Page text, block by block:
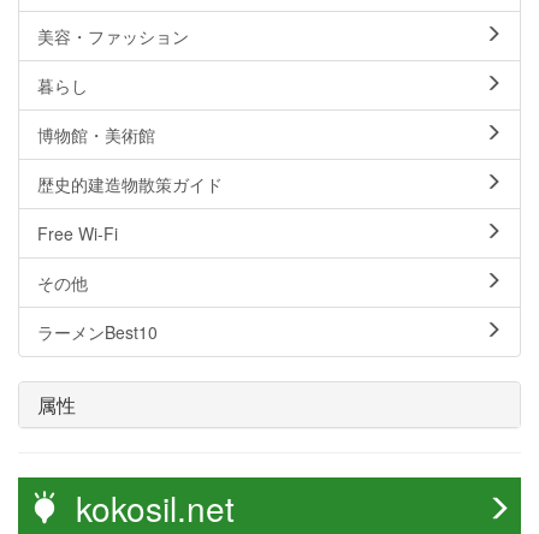
美容・ファッション
暮らし
博物館・美術館
歴史的建造物散策ガイド
Free Wi-Fi
その他
ラーメンBest10
属性
kokosil.net